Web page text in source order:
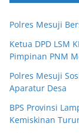
Polres Mesuji
Ketua DPD LSM
Pimpinan PNM
Polres Mesuji
Aparatur Desa
BPS Provinsi
Kemiskinan